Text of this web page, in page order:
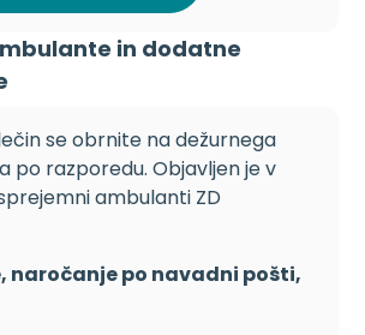
in dodatne
se obrnite na dežurnega
po razporedu. Objavljen je v
ambulanti ZD
naročanje po navadni pošti,